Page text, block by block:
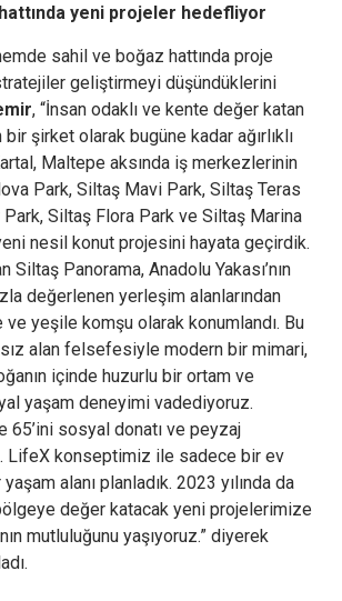
yeni projeler hedefliyor
sahil ve boğaz hattında proje
geliştirmeyi düşündüklerini
, “İnsan odaklı ve kente değer katan
şirket olarak bugüne kadar ağırlıklı
Maltepe aksında iş merkezlerinin
Park, Siltaş Mavi Park, Siltaş Teras
Siltaş Flora Park ve Siltaş Marina
nesil konut projesini hayata geçirdik.
Siltaş Panorama, Anadolu Yakası’nın
değerlenen yerleşim alanlarından
ve yeşile komşu olarak konumlandı. Bu
alan felsefesiyle modern bir mimari,
içinde huzurlu bir ortam ve
yaşam deneyimi vadediyoruz.
65’ini sosyal donatı ve peyzaj
LifeX konseptimiz ile sadece bir ev
alanı planladık. 2023 yılında da
değer katacak yeni projelerimize
mutluluğunu yaşıyoruz.” diyerek